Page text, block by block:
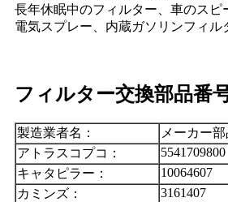
長年休眠中のフィルター、車のス
電気スプレー、内蔵ガソリンフィル
フィルター交換部品番
製造業者名：
メーカー部
アトラスコプコ：
5541709800
キャタピラー：
10064607
カミンズ：
3161407